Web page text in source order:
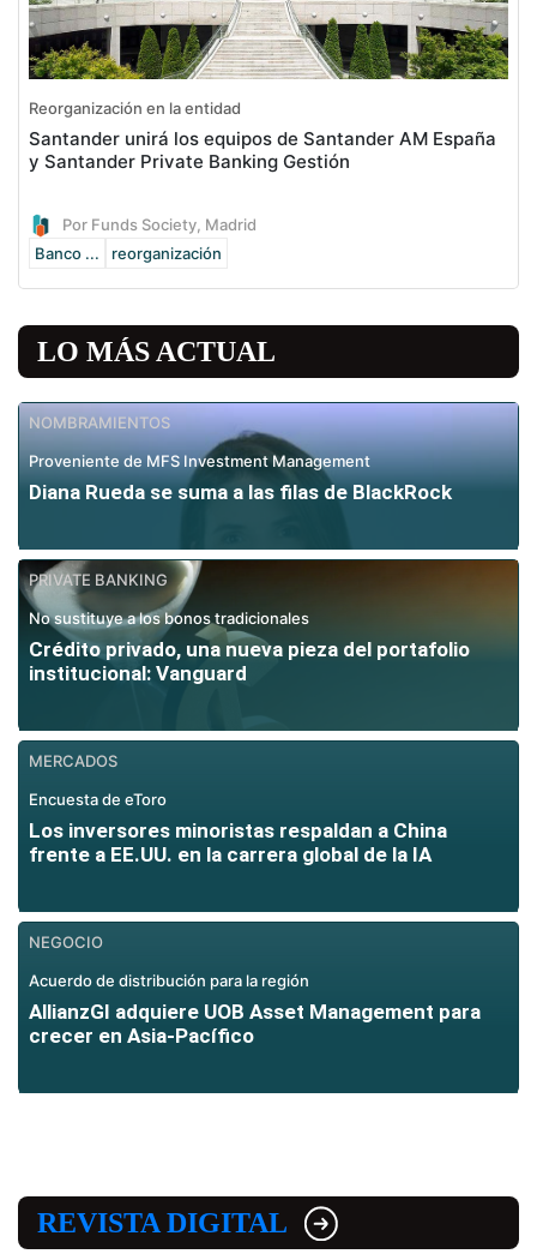
Reorganización en la entidad
Santander unirá los equipos de Santander AM España
y Santander Private Banking Gestión
Por Funds Society, Madrid
Banco ...
reorganización
LO MÁS ACTUAL
NOMBRAMIENTOS
Proveniente de MFS Investment Management
Diana Rueda se suma a las filas de BlackRock
PRIVATE BANKING
No sustituye a los bonos tradicionales
Crédito privado, una nueva pieza del portafolio
institucional: Vanguard
MERCADOS
Encuesta de eToro
Los inversores minoristas respaldan a China
frente a EE.UU. en la carrera global de la IA
NEGOCIO
Acuerdo de distribución para la región
AllianzGI adquiere UOB Asset Management para
crecer en Asia-Pacífico
REVISTA DIGITAL